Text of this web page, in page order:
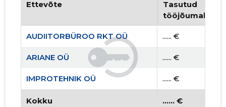
Ettevõte
Tasutud
tööjõumaksud
AUDIITORBÜROO RKT OÜ ...... €
ARIANE OÜ ...... €
IMPROTEHNIK OÜ ...... €
Kokku ...... €